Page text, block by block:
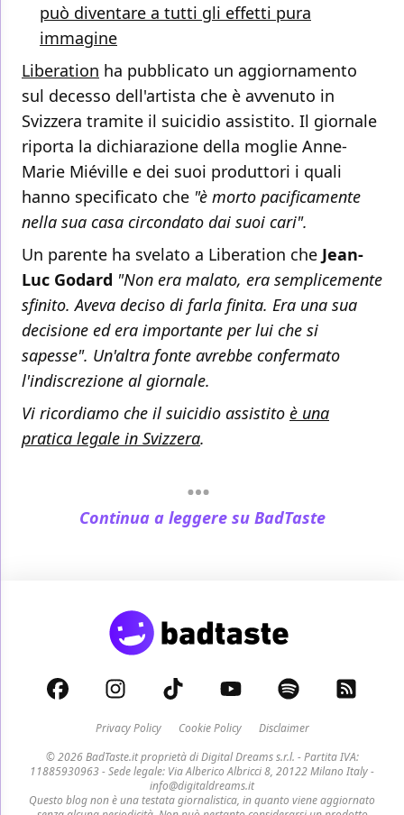
può diventare a tutti gli effetti pura
immagine
Liberation ha pubblicato un aggiornamento
sul decesso dell'artista che è avvenuto in
Svizzera tramite il suicidio assistito. Il giornale
riporta la dichiarazione della moglie Anne-
Marie Miéville e dei suoi produttori i quali
hanno specificato che "è morto pacificamente
nella sua casa circondato dai suoi cari".
Un parente ha svelato a Liberation che Jean-
Luc Godard "Non era malato, era semplicemente
sfinito. Aveva deciso di farla finita. Era una sua
decisione ed era importante per lui che si
sapesse". Un'altra fonte avrebbe confermato
l'indiscrezione al giornale.
Vi ricordiamo che il suicidio assistito è una
pratica legale in Svizzera.
Continua a leggere su BadTaste
Privacy Policy Cookie Policy
Disclaimer
© 2026 BadTaste.it proprietà diDigital Dreams s.r.l. - Partita IVA:
11885930963 - Sede legale: Via Alberico Albricci 8, 20122 Milano Italy -
info@digitaldreams.it
Questo blog non è una testata giornalistica, in quanto viene aggiornato